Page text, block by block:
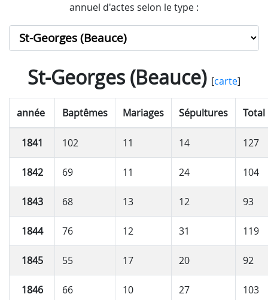
annuel d'actes selon le type :
St-Georges (Beauce)[carte]
année Baptêmes Mariages Sépultures Total
1841 102 11 14 127
1842 69 11 24 104
1843 68 13 12 93
1844 76 12 31 119
1845 55 17 20 92
1846 66 10 27 103